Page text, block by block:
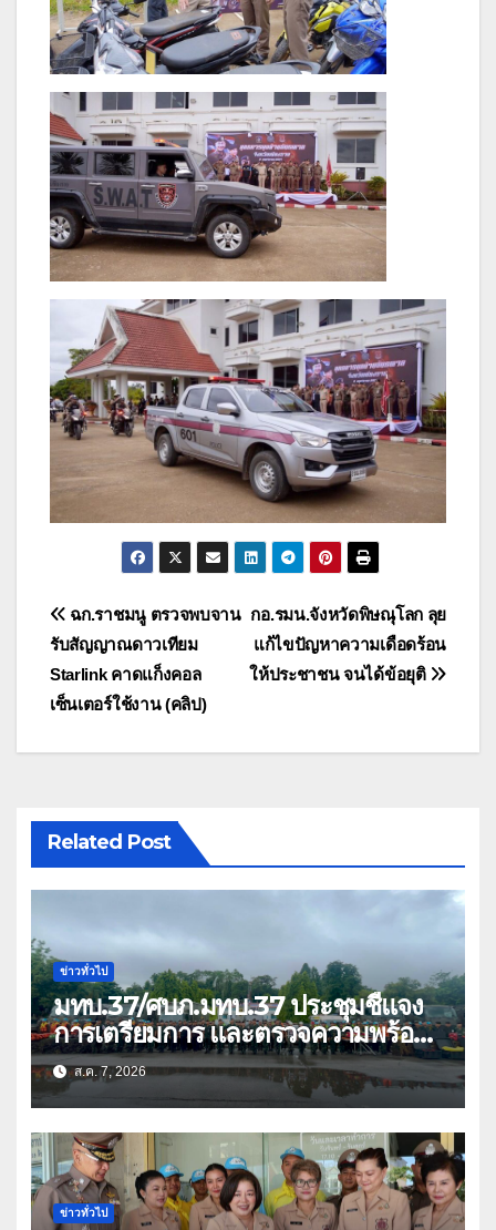
แนะแนว
เรื่อง
กอ.รมน.จังหวัดพิษณุโลก ลุย
แก้ไขปัญหาความเดือดร้อน
ให้ประชาชน จนได้ข้อยุติ
ฉก.ราชมนู ตรวจพบจาน
รับสัญญาณดาวเทียม
Starlink คาดแก็งคอล
เซ็นเตอร์ใช้งาน (คลิป)
Related Post
ข่าวทั่วไป
มทบ.37/ศบภ.มทบ.37 ประชุมชี้แจง
การเตรียมการ และตรวจความพร้อม
ด้านการบรรเทาสาธารณภัย
ส.ค. 7, 2026
ข่าวทั่วไป